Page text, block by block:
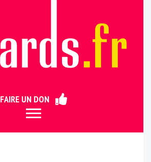
FAIRE UN DON